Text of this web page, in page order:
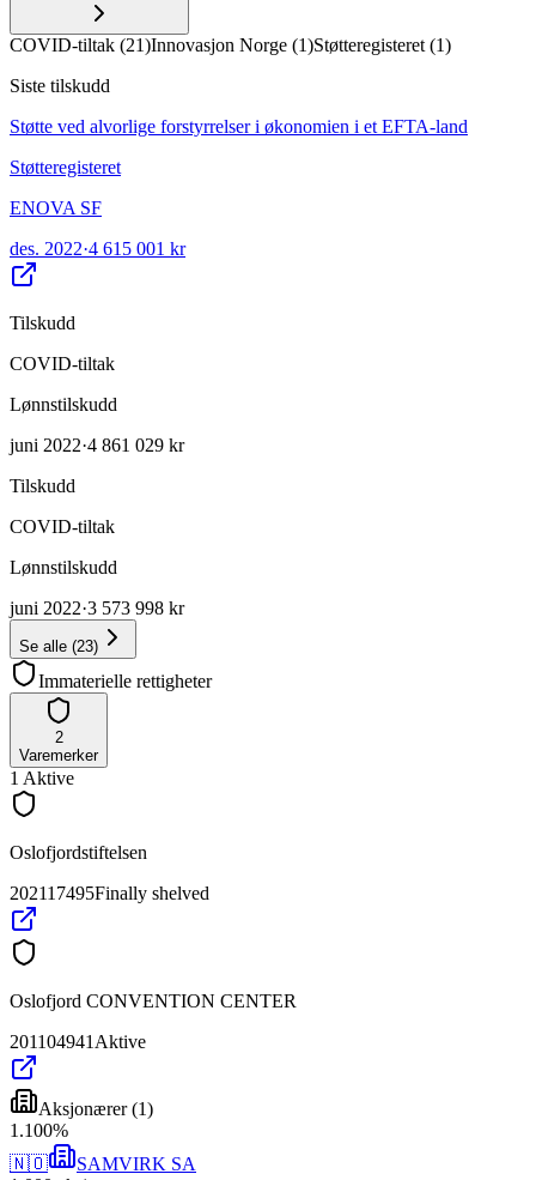
COVID-tiltak (21)Innovasjon Norge (1)Støtteregisteret (1)
Siste tilskudd
Støtte ved alvorlige forstyrrelser i økonomien i et EFTA-land
Støtteregisteret
ENOVA SF
des. 2022·4 615 001 kr
Tilskudd
COVID-tiltak
Lønnstilskudd
juni 2022·4 861 029 kr
Tilskudd
COVID-tiltak
Lønnstilskudd
juni 2022·3 573 998 kr
Se alle (23)
Immaterielle rettigheter
2
Varemerker
1 Aktive
Oslofjordstiftelsen
202117495Finally shelved
Oslofjord CONVENTION CENTER
201104941 Aktive
Aksjonærer(1)
1 .100%
🇳🇴
SAMVIRK SA